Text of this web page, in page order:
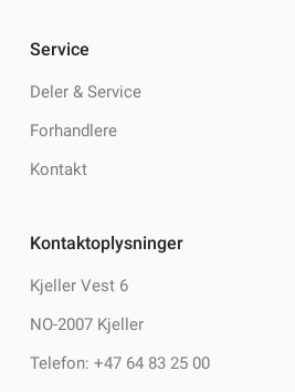
Service
Deler & Service
Forhandlere
Kontakt
Kontaktoplysninger
Kjeller Vest 6
NO-2007 Kjeller
Telefon: +47 64 83 25 00